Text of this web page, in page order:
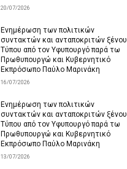
20/07/2026
Ενημέρωση των πολιτικών
συντακτών και ανταποκριτών ξένου
Τύπου από τον Υφυπουργό παρά τω
Πρωθυπουργώ και Κυβερνητικό
Εκπρόσωπο Παύλο Μαρινάκη
16/07/2026
Ενημέρωση των πολιτικών
συντακτών και ανταποκριτών ξένου
Τύπου από τον Υφυπουργό παρά τω
Πρωθυπουργώ και Κυβερνητικό
Εκπρόσωπο Παύλο Μαρινάκη
13/07/2026